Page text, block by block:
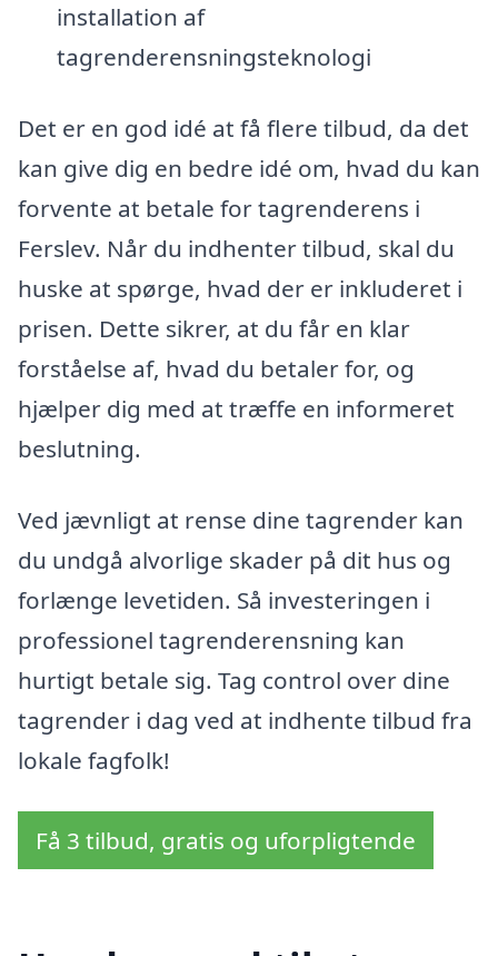
installation af
tagrenderensningsteknologi
Det er en god idé at få flere tilbud, da det
kan give dig en bedre idé om, hvad du kan
forvente at betale for tagrenderens i
Ferslev. Når du indhenter tilbud, skal du
huske at spørge, hvad der er inkluderet i
prisen. Dette sikrer, at du får en klar
forståelse af, hvad du betaler for, og
hjælper dig med at træffe en informeret
beslutning.
Ved jævnligt at rense dine tagrender kan
du undgå alvorlige skader på dit hus og
forlænge levetiden. Så investeringen i
professionel tagrenderensning kan
hurtigt betale sig. Tag control over dine
tagrender i dag ved at indhente tilbud fra
lokale fagfolk!
Få 3 tilbud, gratis og uforpligtende